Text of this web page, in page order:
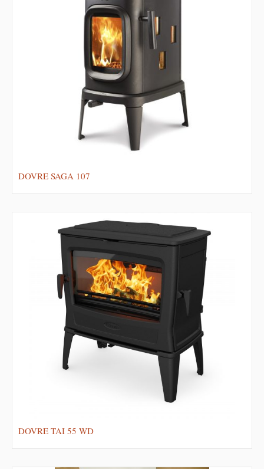
DOVRE SAGA 107
DOVRE TAI 55 WD